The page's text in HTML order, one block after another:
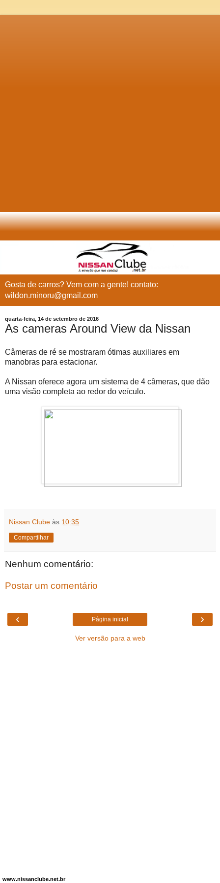
Gosta de carros? Vem com a gente! contato:
wildon.minoru@gmail.com
quarta-feira, 14 de setembro de 2016
As cameras Around View da Nissan
Câmeras de ré se mostraram ótimas auxiliares em
manobras para estacionar.
A Nissan oferece agora um sistema de 4 câmeras, que dão
uma visão completa ao redor do veículo.
Nissan Clube às 10:35
Compartilhar
Nenhum comentário:
Postar um comentário
‹ ›
Página inicial
Ver versão para a web
www.nissanclube.net.br